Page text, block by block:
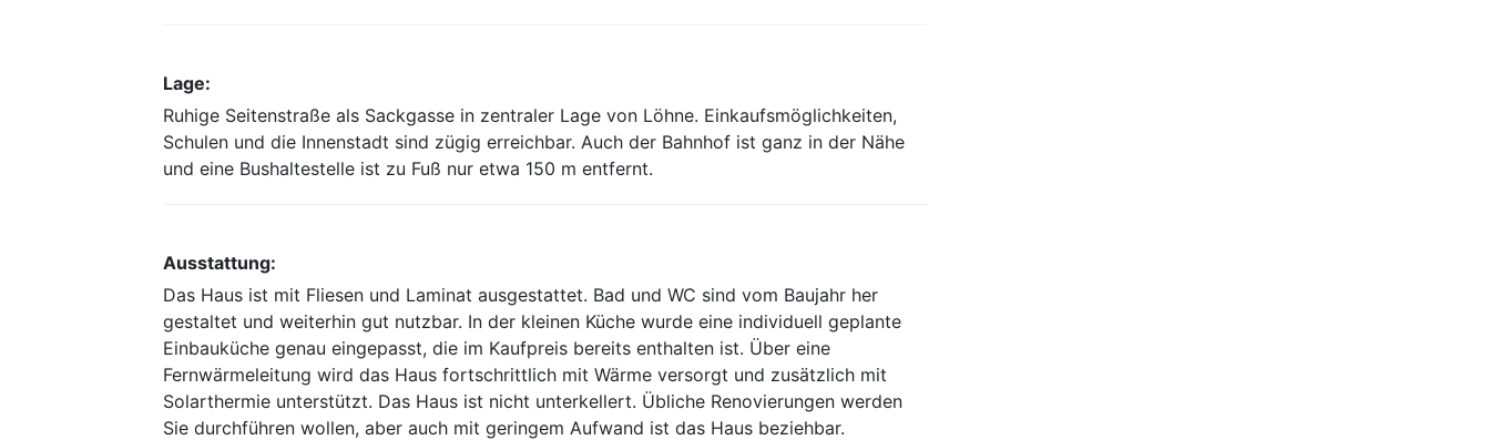
Lage:
Ruhige Seitenstraße als Sackgasse in zentraler Lage von Löhne. Einkaufsmöglichkeiten,
Schulen und die Innenstadt sind zügig erreichbar. Auch der Bahnhof ist ganz in der Nähe
und eine Bushaltestelle ist zu Fuß nur etwa 150 m entfernt.
Ausstattung:
Das Haus ist mit Fliesen und Laminat ausgestattet. Bad und WC sind vom Baujahr her
gestaltet und weiterhin gut nutzbar. In der kleinen Küche wurde eine individuell geplante
Einbauküche genau eingepasst, die im Kaufpreis bereits enthalten ist. Über eine
Fernwärmeleitung wird das Haus fortschrittlich mit Wärme versorgt und zusätzlich mit
Solarthermie unterstützt. Das Haus ist nicht unterkellert. Übliche Renovierungen werden
Sie durchführen wollen, aber auch mit geringem Aufwand ist das Haus beziehbar.